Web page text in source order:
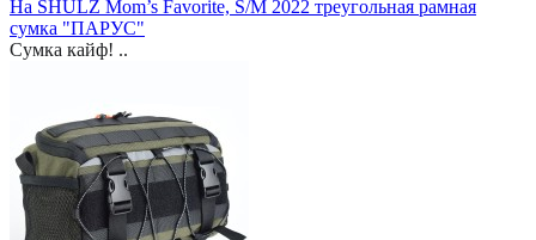
На SHULZ Mom’s Favorite, S/M 2022 треугольная рамная
сумка "ПАРУС"
Сумка кайф! ..